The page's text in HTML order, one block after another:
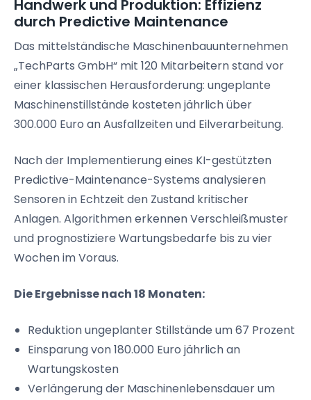
Handwerk und Produktion: Effizienz
durch Predictive Maintenance
Das mittelständische Maschinenbauunternehmen
„TechParts GmbH“ mit 120 Mitarbeitern stand vor
einer klassischen Herausforderung: ungeplante
Maschinenstillstände kosteten jährlich über
300.000 Euro an Ausfallzeiten und Eilverarbeitung.
Nach der Implementierung eines KI-gestützten
Predictive-Maintenance-Systems analysieren
Sensoren in Echtzeit den Zustand kritischer
Anlagen. Algorithmen erkennen Verschleißmuster
und prognostiziere Wartungsbedarfe bis zu vier
Wochen im Voraus.
Die Ergebnisse nach 18 Monaten:
Reduktion ungeplanter Stillstände um 67 Prozent
Einsparung von 180.000 Euro jährlich an
Wartungskosten
Verlängerung der Maschinenlebensdauer um